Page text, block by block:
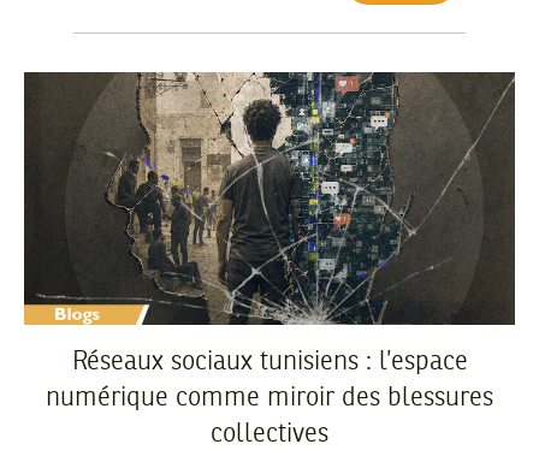
Réseaux sociaux tunisiens : l’espace
numérique comme miroir des blessures
collectives